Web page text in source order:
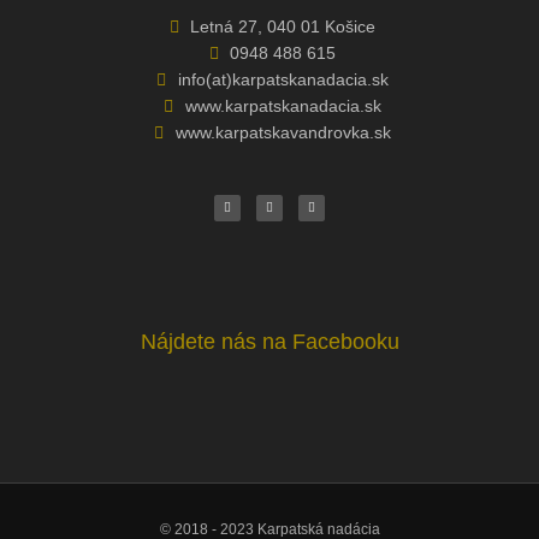
Letná 27, 040 01 Košice
0948 488 615
info(at)karpatskanadacia.sk
www.karpatskanadacia.sk
www.karpatskavandrovka.sk
c
e
b
u
t
u
v
e
l
Nájdete nás na Facebooku
© 2018 - 2023 Karpatská nadácia